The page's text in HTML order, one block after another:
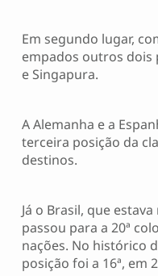
Em segundo lugar,
empados outros dois
e Singapura.
A Alemanha e a
terceira posição da
destinos.
Já o Brasil, que
passou para a 20ª
nações. No histórico
posição foi a 16ª, em